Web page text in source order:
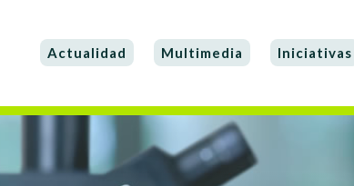
Actualidad Multimedia Iniciativas